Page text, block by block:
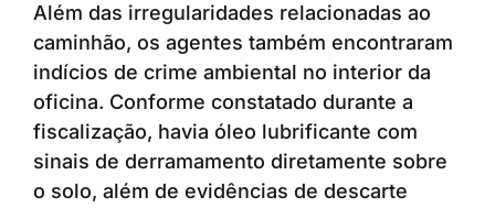
Além das irregularidades relacionadas ao
caminhão, os agentes também encontraram
indícios de crime ambiental no interior da
oficina. Conforme constatado durante a
fiscalização, havia óleo lubrificante com
sinais de derramamento diretamente sobre
o solo, além de evidências de descarte